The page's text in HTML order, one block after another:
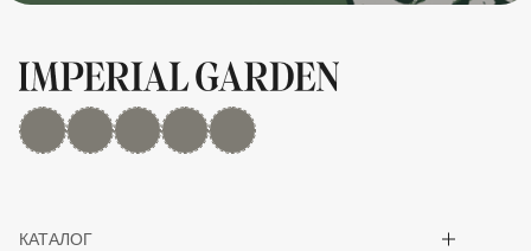
MAX Дзен YouTuberutubeTelegram
КАТАЛОГ